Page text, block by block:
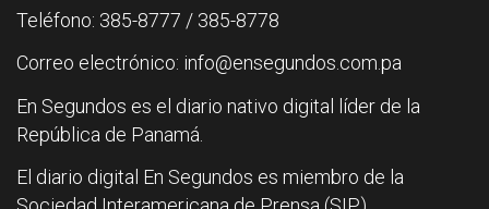
Teléfono: 385-8777 / 385-8778
Correo electrónico: info@ensegundos.com.pa
En Segundos es el diario nativo digital líder de la
República de Panamá.
El diario digital En Segundos es miembro de la